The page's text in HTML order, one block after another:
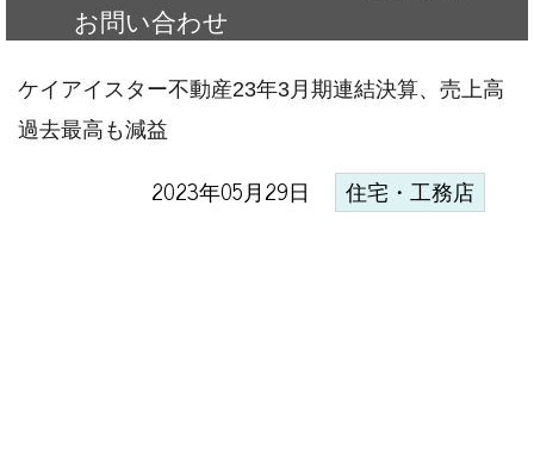
お問い合わせ
ケイアイスター不動産23年3月期連結決算、売上高
過去最高も減益
2023年05月29日 住宅・工務店